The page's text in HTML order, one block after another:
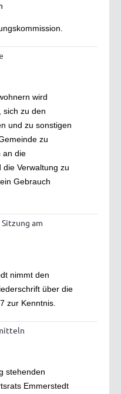
wird
sich zu den
und zu sonstigen
zu
an die
Verwaltung zu
Gebrauch
am
nimmt den
über die
zur Kenntnis.
stehenden
Emmerstedt